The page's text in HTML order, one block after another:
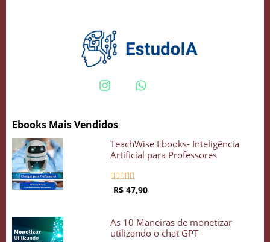
Ebooks Mais Vendidos
TeachWise Ebooks- Inteligência
Artificial para Professores
    
R$ 47,90
As 10 Maneiras de monetizar
utilizando o chat GPT
Crie seu Avatar com Inteligência Artificial
COMECE GRÁTIS